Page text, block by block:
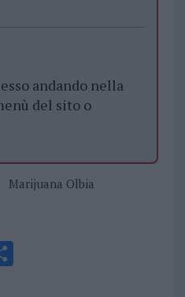
andando nella
del sito o
Marijuana Olbia
S